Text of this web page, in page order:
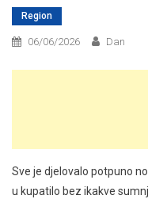
Region
06/06/2026 Dan
Sve je djelovalo potpuno
u kupatilo bez ikakve